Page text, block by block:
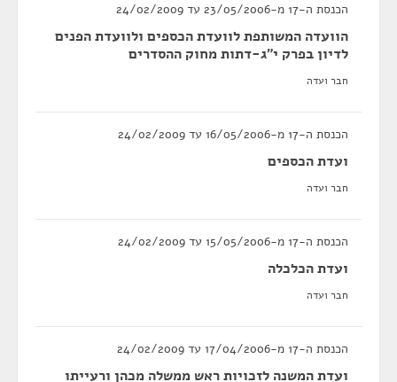
הכנסת ה-17 מ-23/05/2006 עד 24/02/2009
הוועדה המשותפת לוועדת הכספים ולוועדת הפנים
לדיון בפרק י"ג-דתות מחוק ההסדרים
חבר ועדה
הכנסת ה-17 מ-16/05/2006 עד 24/02/2009
ועדת הכספים
חבר ועדה
הכנסת ה-17 מ-15/05/2006 עד 24/02/2009
ועדת הכלכלה
חבר ועדה
הכנסת ה-17 מ-17/04/2006 עד 24/02/2009
ועדת המשנה לזכויות ראש ממשלה מכהן ורעייתו